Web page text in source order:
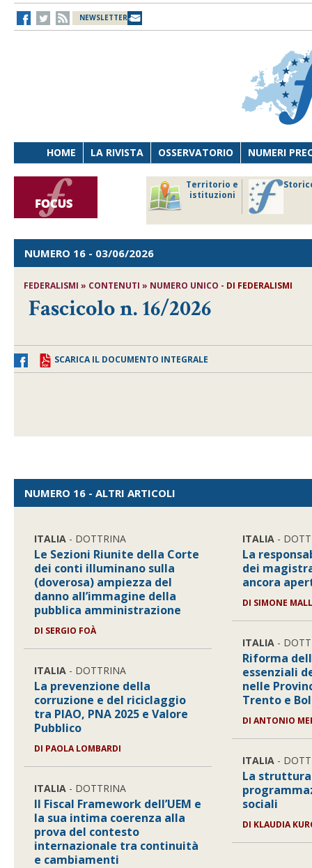
NEWSLETTER
HOME LA RIVISTA OSSERVATORIO NUMERI
Territorio e
istituzioni
NUMERO 16 - 03/06/2026
FEDERALISMI » CONTENUTI » NUMERO UNICO - DI FEDERALISMI
Fascicolo n. 16/2026
SCARICA IL DOCUMENTO INTEGRALE
NUMERO 16 - ALTRI ARTICOLI
ITALIA - DOTTRINA
Le Sezioni Riunite della Corte
dei conti illuminano sulla
(doverosa) ampiezza del
danno all’immagine della
pubblica amministrazione
DI SERGIO FOÀ
ITALIA - DOTTRINA
La prevenzione della
corruzione e del riciclaggio
tra PIAO, PNA 2025 e Valore
Pubblico
DI PAOLA LOMBARDI
ITALIA - DOTTRINA
Il Fiscal Framework dell’UEM e
la sua intima coerenza alla
prova del contesto
internazionale tra continuità
e cambiamenti
ITALIA -
La
dei
ancora
DI SIMONE
ITALIA -
Riforma
essenziali
nelle
Trento e
DIANTONIO
ITALIA -
La
sociali
DI KLAUDIA